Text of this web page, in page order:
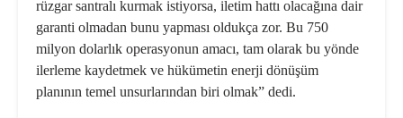
rüzgar santralı kurmak istiyorsa, iletim hattı olacağına dair
garanti olmadan bunu yapması oldukça zor. Bu 750
milyon dolarlık operasyonun amacı, tam olarak bu yönde
ilerleme kaydetmek ve hükümetin enerji dönüşüm
planının temel unsurlarından biri olmak” dedi.